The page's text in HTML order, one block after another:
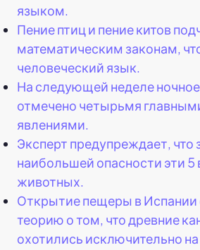
языком.
Пение птиц и пение китов
математическим законам,
человеческий язык.
На следующей неделе
отмечено четырьмя
явлениями.
Эксперт предупреждает, что
наибольшей опасности эти 5
животных.
Открытие пещеры в Испании
теорию о том, что древние
охотились исключительно на